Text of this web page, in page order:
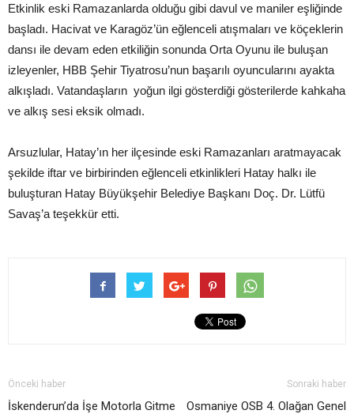
Etkinlik eski Ramazanlarda olduğu gibi davul ve maniler eşliğinde
başladı. Hacivat ve Karagöz’ün eğlenceli atışmaları ve köçeklerin
dansı ile devam eden etkiliğin sonunda Orta Oyunu ile buluşan
izleyenler, HBB Şehir Tiyatrosu’nun başarılı oyuncularını ayakta
alkışladı. Vatandaşların yoğun ilgi gösterdiği gösterilerde kahkaha
ve alkış sesi eksik olmadı.
Arsuzlular, Hatay’ın her ilçesinde eski Ramazanları aratmayacak
şekilde iftar ve birbirinden eğlenceli etkinlikleri Hatay halkı ile
buluşturan Hatay Büyükşehir Belediye Başkanı Doç. Dr. Lütfü
Savaş’a teşekkür etti.
Önceki haber
İskenderun’da İşe Motorla Gitme
Sonraki haber
Osmaniye OSB 4. Olağan Genel